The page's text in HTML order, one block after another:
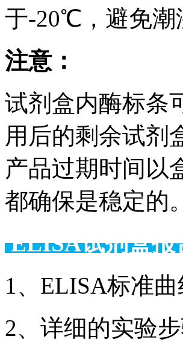
于-20℃，避免潮
注意：
试剂盒内酶标条
用后的剩余试剂
产品过期时间以
都确保是稳定的。
ELISA试剂盒
1、ELISA标准曲
2、详细的实验步